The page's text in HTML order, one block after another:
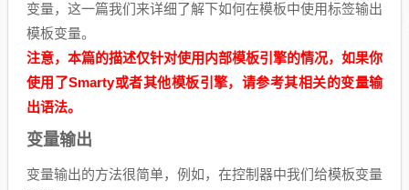
变量，这一篇我们来详细了解下如何在模板中使用标签输出
模板变量。
注意，本篇的描述仅针对使用内部模板引擎的情况，如果你
使用了Smarty或者其他模板引擎，请参考其相关的变量输
出语法。
变量输出
变量输出的方法很简单，例如，在控制器中我们给模板变量